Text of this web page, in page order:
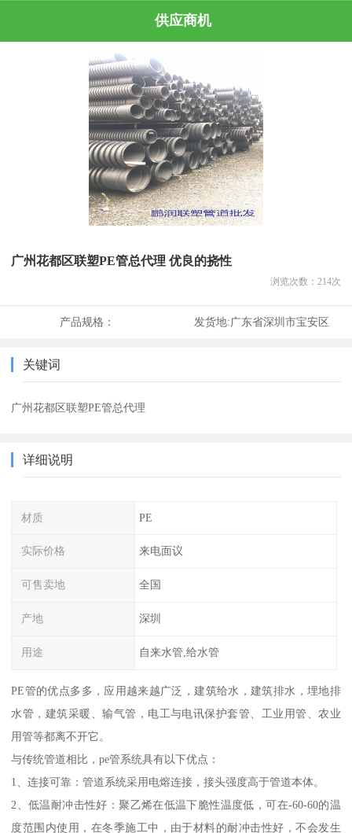
供应商机
广州花都区联塑PE管总代理 优良的挠性
浏览次数： 214次
产品规格： 发货地:广东省深圳市宝安区
关键词
广州花都区联塑PE管总代理
详细说明
材质 PE
实际价格 来电面议
可售卖地 全国
产地 深圳
用途 自来水管,给水管
PE管的优点多多，应用越来越广泛，建筑给水，建筑排水，埋地排
水管，建筑采暖、输气管，电工与电讯保护套管、工业用管、农业
用管等都离不开它。
与传统管道相比，pe管系统具有以下优点：
1、连接可靠：管道系统采用电熔连接，接头强度高于管道本体。
2、低温耐冲击性好：聚乙烯在低温下脆性温度低，可在-60-60的温
度范围内使用，在冬季施工中，由于材料的耐冲击性好，不会发生